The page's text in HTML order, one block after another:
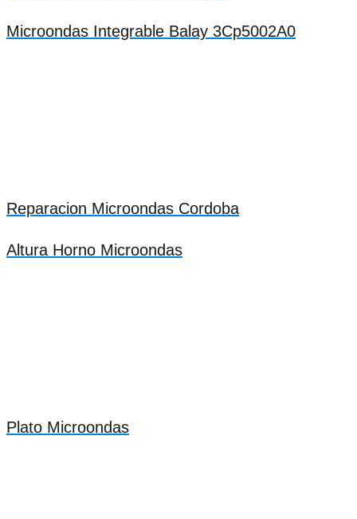
Microondas Integrable Balay 3Cp5002A0
Reparacion Microondas Cordoba
Altura Horno Microondas
Plato Microondas